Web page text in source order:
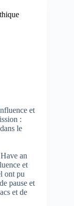
et
:
le
an
et
ont pu
pause et
et de